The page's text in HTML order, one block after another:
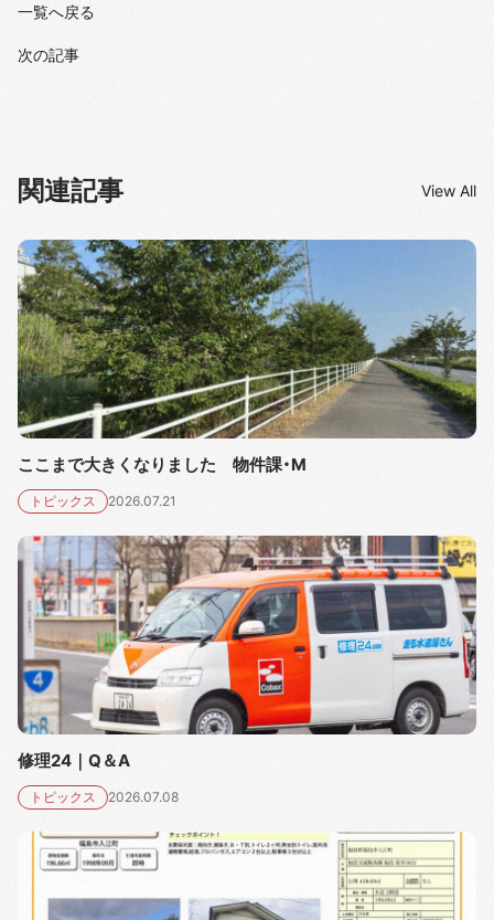
一覧へ戻る
次の記事
関連記事 View All
ここまで大きくなりました 物件課・M
トピックス 2026.07.21
修理24｜Q＆A
トピックス 2026.07.08